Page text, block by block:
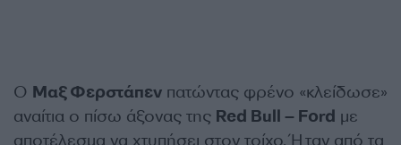
Ο Μαξ Φερστάπεν πατώντας φρένο «κλείδωσε»
αναίτια ο πίσω άξονας της Red Bull – Ford με
αποτέλεσμα να χτυπήσει στον τοίχο. Ήταν από τα